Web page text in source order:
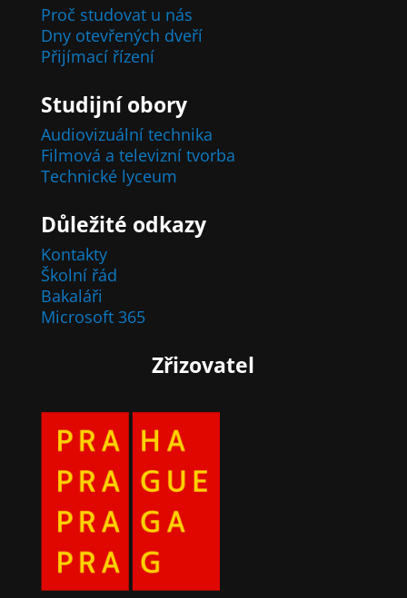
Proč studovat u nás
Dny otevřených dveří
Přijímací řízení
Studijní obory
Audiovizuální technika
Filmová a televizní tvorba
Technické lyceum
Důležité odkazy
Kontakty
Školní řád
Bakaláři
Microsoft 365
Zřizovatel